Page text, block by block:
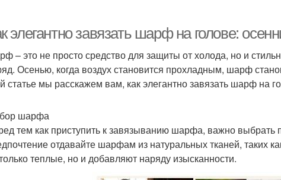
Тонкие шарфы Шарфы в стиле
элегантно завязать шарф на голове:
– это не просто средство для защиты от холода, но и
Осенью, когда воздух становится прохладным, шарф
статье мы расскажем вам, как элегантно завязать шарф на
шарфа
тем как приступить к завязыванию шарфа, важно
отдавайте шарфам из натуральных тканей, таких
теплые, но и добавляют наряду изысканности.